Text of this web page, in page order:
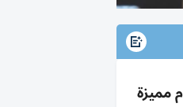
بخبرة يوروليغ وأرقام مميزة